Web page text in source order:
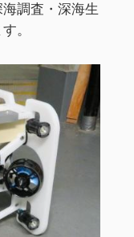
調査・深海生
。